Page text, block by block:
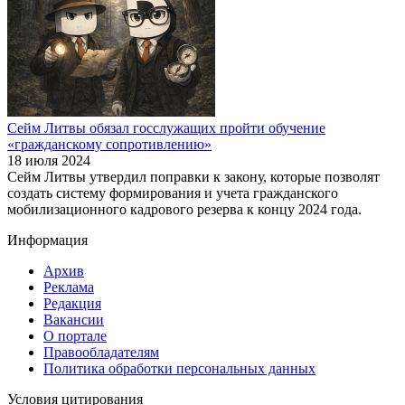
Сейм Литвы обязал госслужащих пройти обучение
«гражданскому сопротивлению»
18 июля 2024
Сейм Литвы утвердил поправки к закону, которые позволят
создать систему формирования и учета гражданского
мобилизационного кадрового резерва к концу 2024 года.
Информация
Архив
Реклама
Редакция
Вакансии
О портале
Правообладателям
Политика обработки персональных данных
Условия цитирования